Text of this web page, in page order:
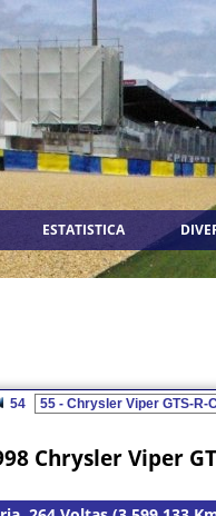
ESTATISTICA
54
Chrysler Viper